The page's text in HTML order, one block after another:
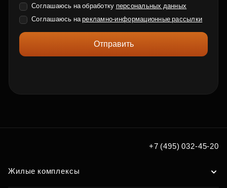
Соглашаюсь на обработку персональных данных
Соглашаюсь нарекламно-информационные рассылки
Отправить
+7 (495) 032-45-20
Жилые комплексы